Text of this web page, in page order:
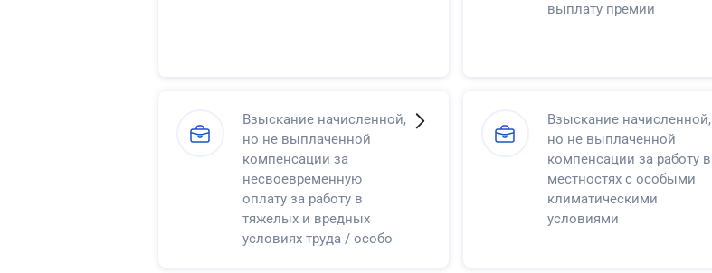
выплату премии
Взыскание начисленной,
но не выплаченной
компенсации за
несвоевременную
оплату за работу в
тяжелых и вредных
условиях труда / особо
Взыскание начисленной,
но не выплаченной
компенсации за работу в
местностях с особыми
климатическими
условиями